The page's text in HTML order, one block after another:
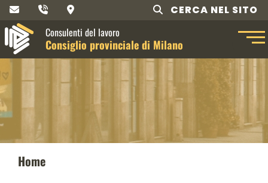
CERCA NEL SITO
Consulenti del lavoro
Consiglio provinciale di Milano
Home